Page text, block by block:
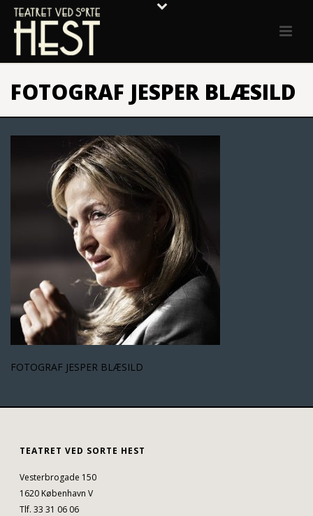
FOTOGRAF JESPER BLÆSILD
FOTOGRAF JESPER BLÆSILD
TEATRET VED SORTE HEST
Vesterbrogade 150
1620 København V
Tlf. 33 31 06 06